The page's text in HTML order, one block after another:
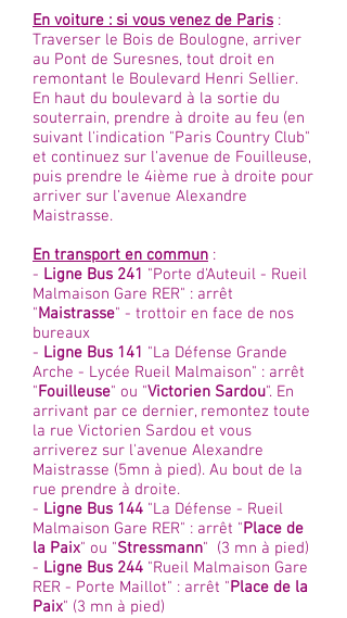
En voiture : si vous venez de Paris :
Traverser le Bois de Boulogne, arriver
au Pont de Suresnes, tout droit en
remontant le Boulevard Henri Sellier.
En haut du boulevard à la sortie du
souterrain, prendre à droite au feu (en
suivant l'indication "Paris Country Club"
et continuez sur l'avenue de Fouilleuse,
puis prendre le 4ième rue à droite pour
arriver sur l'avenue Alexandre
Maistrasse.
En transport en commun :
- Ligne Bus 241 "Porte d'Auteuil - Rueil
Malmaison Gare RER" : arrêt
"Maistrasse" - trottoir en face de nos
bureaux
- Ligne Bus 141 "La Défense Grande
Arche - Lycée Rueil Malmaison" : arrêt
"Fouilleuse" ou "Victorien Sardou". En
arrivant par ce dernier, remontez toute
la rue Victorien Sardou et vous
arriverez sur l'avenue Alexandre
Maistrasse (5mn à pied). Au bout de la
rue prendre à droite.
- Ligne Bus 144 "La Défense - Rueil
Malmaison Gare RER" : arrêt "Place de
la Paix" ou "Stressmann" (3 mn à pied)
- Ligne Bus 244 "Rueil Malmaison Gare
RER - Porte Maillot" : arrêt "Place de la
Paix" (3 mn à pied)